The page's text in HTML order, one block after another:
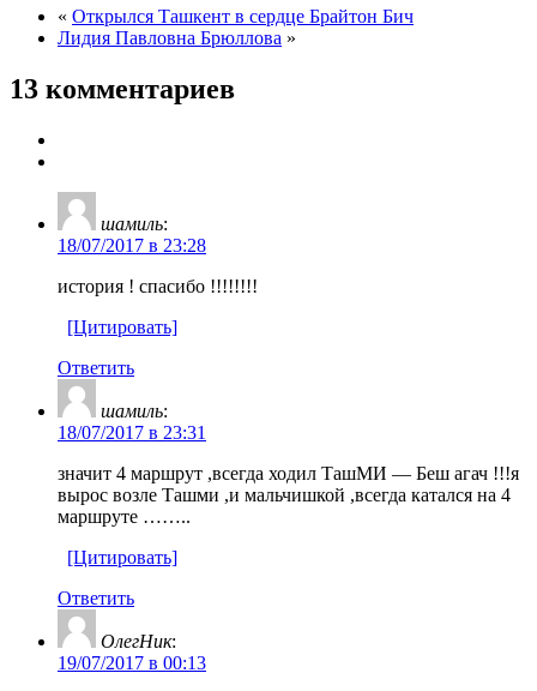
« Открылся Ташкент в сердце Брайтон Бич
Лидия Павловна Брюллова »
13 комментариев
шамиль:
18/07/2017 в 23:28
история ! спасибо !!!!!!!!
[Цитировать]
Ответить
шамиль:
18/07/2017 в 23:31
значит 4 маршрут ,всегда ходил ТашМИ — Беш агач !!!я
вырос возле Ташми ,и мальчишкой ,всегда катался на 4
маршруте ……..
[Цитировать]
Ответить
ОлегНик:
19/07/2017 в 00:13